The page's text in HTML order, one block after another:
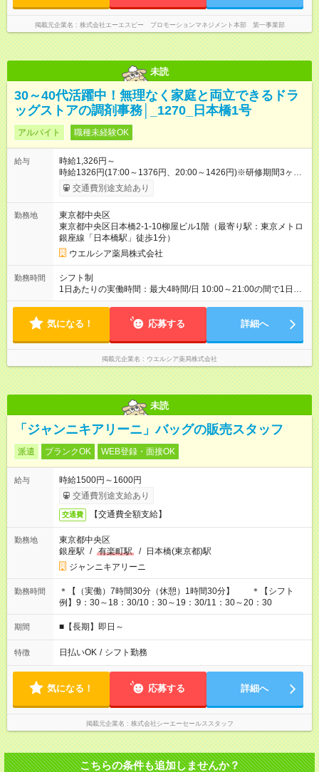
掲載元企業名 株式会社エーエスピー プロモーションマネジメント本部 第一事業部
未読
30～40代活躍中！無理なく家庭と両立できるドラ
ッグストアの調剤事務│_1270_日本橋1号
アルバイト 職種未経験OK
給与
時給1,326円～
時給1326円(17:00～1376円、20:00～1426円)※研修期間3ヶ月
以降、社内試験による更新判定あり 社内試験合格後、時給＋50
～100円の昇給あり （大学生は＋20円） 試用期間あり：入社日
期間あり 試用期間の長さ：3ヶ月 雇用形態、給与は本採用時と
同じです。
交通費別途支給あり
勤務地
東京都中央区
東京都中央区日本橋2-1-10柳屋ビル1階（最寄り駅：東京メトロ
銀座線「日本橋駅」徒歩1分）
ウエルシア薬局株式会社
勤務時間
シフト制
1日あたりの実働時間：最大4時間/日 10:00～21:00の間で1日4
時間の勤務 ☆週2～5日の勤務 ※勤務曜日応相談 ☆未経験・無資
気になる！ 応募する 詳細へ
掲載元企業名 ウエルシア薬局株式会社
未読
「ジャンニキアリーニ」バッグの販売スタッフ
派遣 ブランクOK WEB登録・面接OK
給与
時給1500円～1600円
交通費別途支給あり
交通費 【交通費全額支給】
勤務地
東京都中央区
銀座駅 / 有楽町駅 / 日本橋(東京都)駅
ジャンニキアリーニ
勤務時間
＊【（実働）7時間30分（休憩）1時間30分】 ＊【シフト
例】9：30～18：30/10：30～19：30/11：30～20：30
期間 ■【長期】即日～
特徴 日払いOK / シフト勤務
気になる！ 応募する 詳細へ
掲載元企業名 株式会社シーエーセールススタッフ
こちらの条件も追加しませんか？